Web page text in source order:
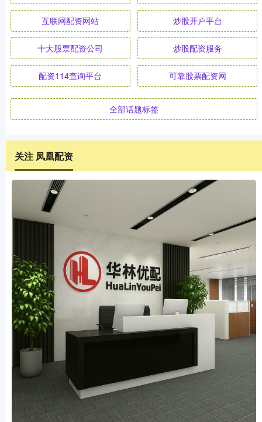
互联网配资网站 炒股开户平台
十大股票配资公司 炒股配资服务
配资114查询平台 可靠股票配资网
全部话题标签
关注 凤凰配资